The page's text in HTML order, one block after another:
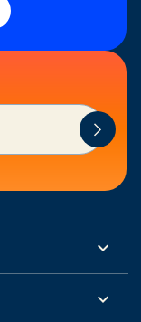
keyboard_arrow_down
keyboard_arrow_down